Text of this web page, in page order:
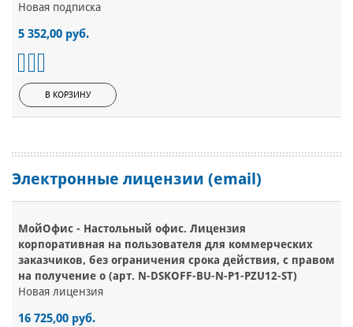
Новая подписка
5 352,00 руб.
В КОРЗИНУ
Электронные лицензии (email)
МойОфис - Настольный офис. Лицензия
корпоративная на пользователя для коммерческих
заказчиков, без ограничения срока действия, с правом
на получение о (арт. N-DSKOFF-BU-N-P1-PZU12-ST)
Новая лицензия
16 725,00 руб.